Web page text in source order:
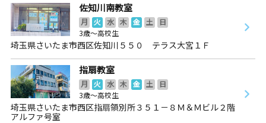
佐知川南教室
月 火 水 木 金 土
日
3歳～高校生
埼玉県さいたま市西区佐知川５５０ テラス大宮１Ｆ
指扇教室
月 火 水 木 金 土
日
3歳～高校生
埼玉県さいたま市西区指扇領別所３５１－８Ｍ＆Ｍビル２階
アルファ号室